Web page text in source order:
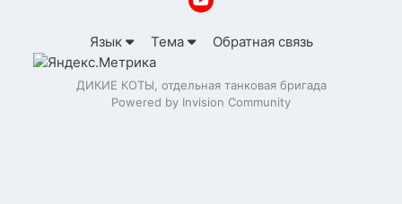
Язык Тема Обратная связь
ДИКИЕ КОТЫ, отдельная танковая бригада
Powered by Invision Community